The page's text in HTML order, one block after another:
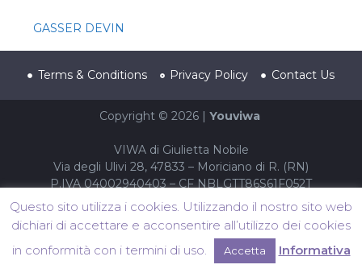
GASSER DEVIN
Terms & Conditions Privacy Policy Contact Us
Copyright © 2026 | Youviwa
VIWA di Giulietta Nobile
Via degli Ulivi 28, 47833 – Moriciano di R. (RN)
P.IVA 04002940403 – CF NBLGTT86S61F052T
Questo sito utilizza i cookies. Utilizzando il nostro sito web
dichiari di accettare e acconsentire all’utilizzo dei cookies
in conformità con i termini di uso.
Accetta Informativa